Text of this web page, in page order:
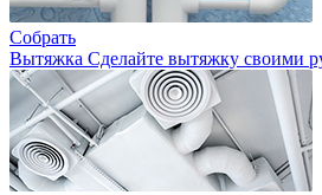
Собрать
Вытяжка Сделайте вытяжку своими